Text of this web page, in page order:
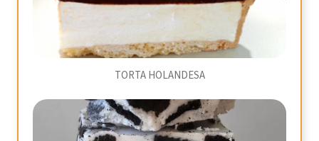
TORTA HOLANDESA